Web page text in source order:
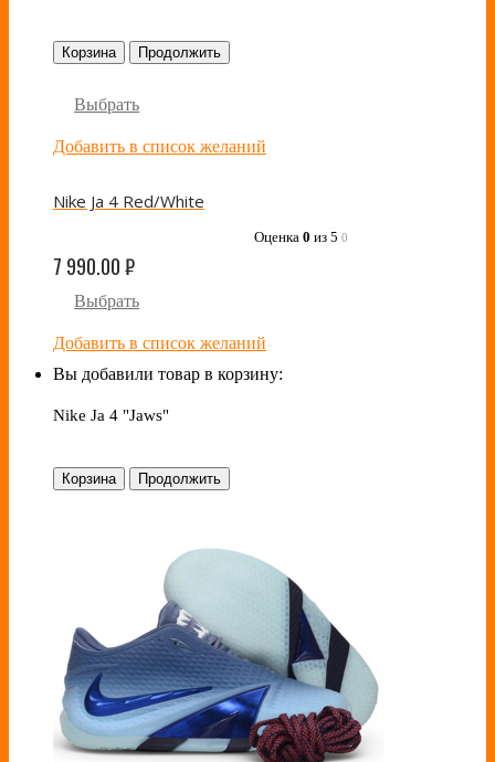
Корзина Продолжить
Выбрать
Добавить в список желаний
Nike Ja 4 Red/White
Оценка 0 из 5 0
7 990.00₽
Выбрать
Добавить в список желаний
Вы добавили товар в корзину:
Nike Ja 4 "Jaws"
Корзина Продолжить